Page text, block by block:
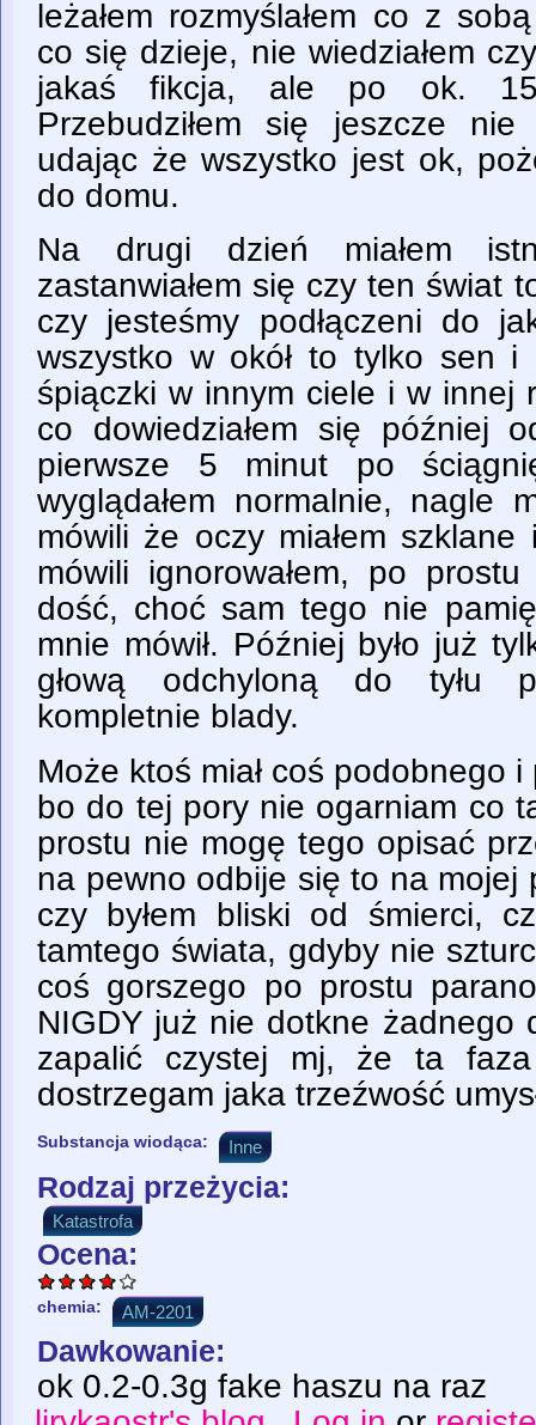
leżałem rozmyślałem co z
co się dzieje, nie wiedziałem
jakaś fikcja, ale po ok. 15
Przebudziłem się jeszcze nie
udając że wszystko jest ok,
do domu.
Na drugi dzień miałem
zastanwiałem się czy ten świat
czy jesteśmy podłączeni do
wszystko w okół to tylko sen
śpiączki w innym ciele i w innej
co dowiedziałem się później
pierwsze 5 minut po
wyglądałem normalnie, nagle
mówili że oczy miałem
mówili ignorowałem, po
dość, choć sam tego nie
mnie mówił. Później było już
głową odchyloną do tyłu
kompletnie blady.
Może ktoś miał coś podobnego
bo do tej pory nie ogarniam co
prostu nie mogę tego opisać
na pewno odbije się to na mojej
czy byłem bliski od śmierci,
tamtego świata, gdyby nie
coś gorszego po prostu
NIGDY już nie dotkne żadnego
zapalić czystej mj, że ta
dostrzegam jaka trzeźwość
Substancja wiodąca: Inne
Rodzaj przeżycia:
Katastrofa
Ocena:
chemia: AM-2201
Dawkowanie:
ok 0.2-0.3g fake haszu na raz